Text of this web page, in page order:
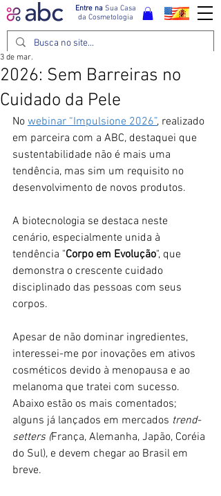
Entre naSua Casa
da Cosmetologia
2026: Sem Barreiras no
Cuidado da Pele
3 de mar.
No webinar “Impulsione 2026”, realizado
em parceira com a ABC, destaquei que
sustentabilidade não é mais uma
tendência, mas sim um requisito no
desenvolvimento de novos produtos.
A biotecnologia se destaca neste
cenário, especialmente unida à
tendência "Corpo em Evolução", que
demonstra o crescente cuidado
disciplinado das pessoas com seus
corpos.
Apesar de não dominar ingredientes,
interessei-me por inovações em ativos
cosméticos devido à menopausa e ao
melanoma que tratei com sucesso.
Abaixo estão os mais comentados;
alguns já lançados em mercados trend-
setters (França, Alemanha, Japão, Coréia
do Sul), e devem chegar ao Brasil em
breve.